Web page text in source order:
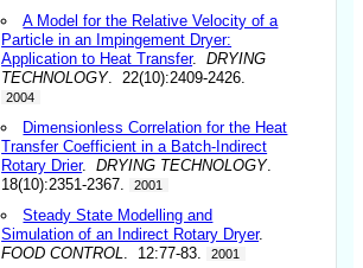
A Model for the Relative Velocity of a
Particle in an Impingement Dryer:
Application to Heat Transfer.DRYING
TECHNOLOGY. 22(10):2409-2426.
2004
Dimensionless Correlation for the Heat
Transfer Coefficient in a Batch-Indirect
Rotary Drier.DRYING TECHNOLOGY.
18(10):2351-2367.
2001
Steady State Modelling and
Simulation of an Indirect Rotary Dryer.
FOOD CONTROL
. 12:77-83. 2001